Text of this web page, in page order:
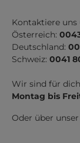
Kontaktiere
Österreich:
Deutschland:
Schweiz: 0041
Wir sind für
Montag bis
Oder über unser